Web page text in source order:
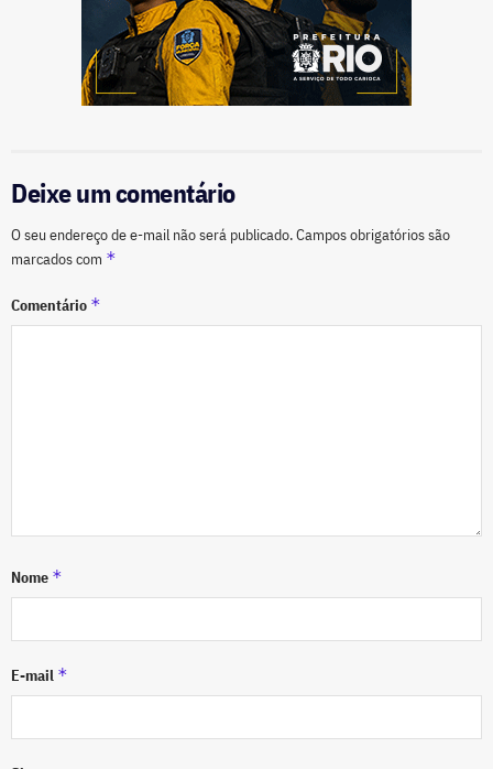
Deixe um comentário
O seu endereço de e-mail não será publicado.Campos obrigatórios são
marcados com *
Comentário *
Nome *
E-mail *